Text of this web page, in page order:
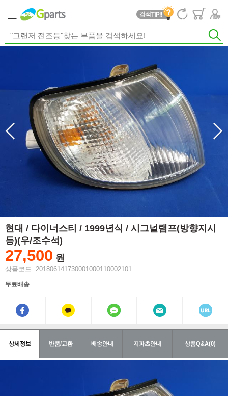
현대 / 다이너스티 / 1999년식 / 시그널램프(방향지시
등)(우/조수석)
27,500 원
상품코드: 201806141730001000110002101
무료배송
상세정보 반품/교환 배송안내 지파츠안내 상품Q&A(0)